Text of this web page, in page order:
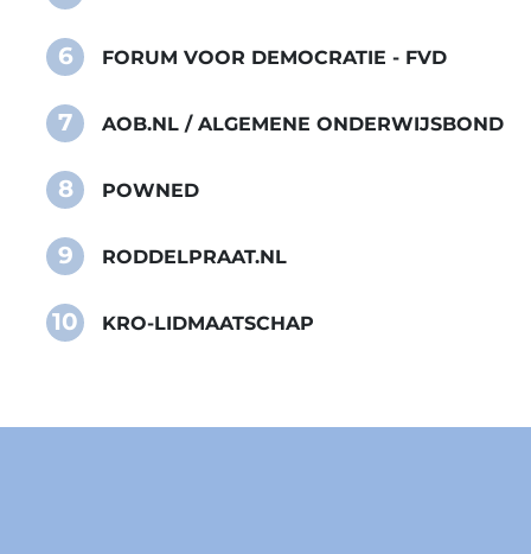
6 FORUM VOOR DEMOCRATIE - FVD
7 AOB.NL / ALGEMENE ONDERWIJSBOND
8 POWNED
9 RODDELPRAAT.NL
10 KRO-LIDMAATSCHAP